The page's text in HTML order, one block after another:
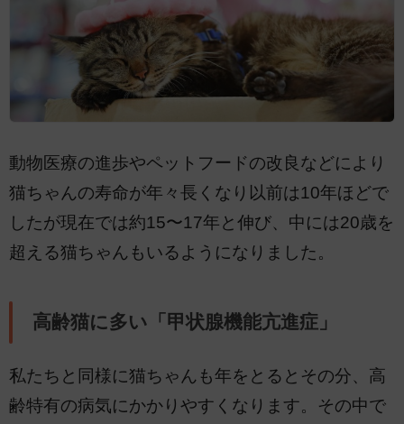
動物医療の進歩やペットフードの改良などにより
猫ちゃんの寿命が年々長くなり以前は10年ほどで
したが現在では約15〜17年と伸び、中には20歳を
超える猫ちゃんもいるようになりました。
高齢猫に多い「甲状腺機能亢進症」
私たちと同様に猫ちゃんも年をとるとその分、高
齢特有の病気にかかりやすくなります。その中で